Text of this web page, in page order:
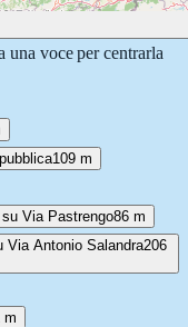
una voce per centrarla
109 m
Via Pastrengo86 m
Via Antonio Salandra206
m